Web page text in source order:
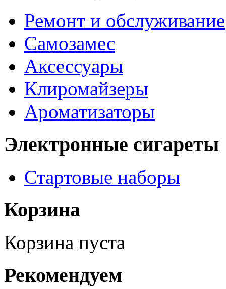
Ремонт и обслуживание
Самозамес
Аксессуары
Клиромайзеры
Ароматизаторы
Электронные сигареты
Стартовые наборы
Корзина
Корзина пуста
Рекомендуем